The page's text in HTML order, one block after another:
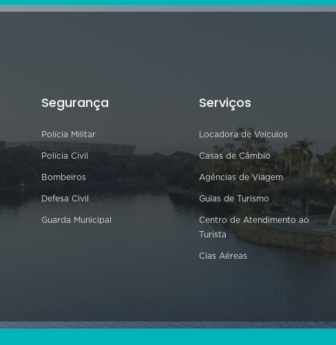
Segurança
Polícia Militar
Polícia Civil
Bombeiros
Defesa Civil
Guarda Municipal
Serviços
Locadora de Veículos
Casas de Câmbio
Agências de Viagem
Guias de Turismo
Centro de Atendimento ao
Turista
Cias Aéreas